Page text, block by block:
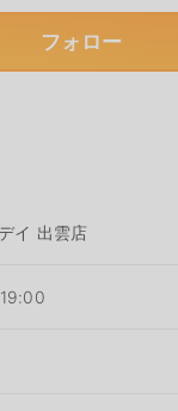
フォロー
イ 出雲店